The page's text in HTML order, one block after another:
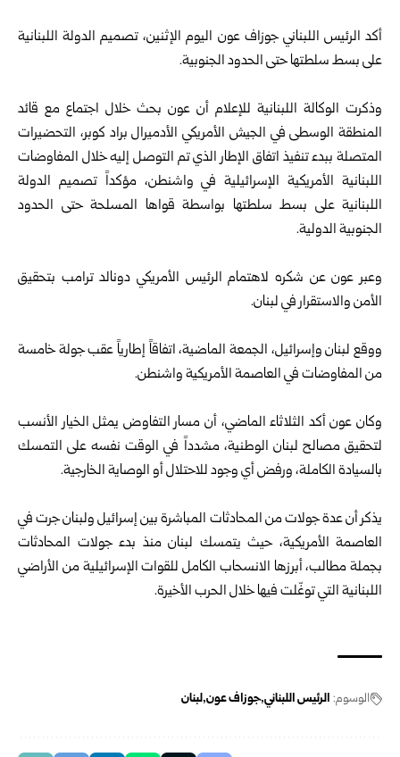
أكد الرئيس اللبناني جوزاف عون اليوم الإثنين، تصميم الدولة اللبنانية
على بسط سلطتها حتى الحدود الجنوبية.
وذكرت الوكالة اللبنانية للإعلام أن عون بحث خلال اجتماع مع قائد
المنطقة الوسطى في الجيش الأمريكي الأدميرال براد كوبر، التحضيرات
المتصلة ببدء تنفيذ اتفاق الإطار الذي تم التوصل إليه خلال المفاوضات
اللبنانية الأمريكية الإسرائيلية في واشنطن، مؤكداً تصميم الدولة
اللبنانية على بسط سلطتها بواسطة قواها المسلحة حتى الحدود
الجنوبية الدولية.
وعبر عون عن شكره لاهتمام الرئيس الأمريكي دونالد ترامب بتحقيق
الأمن والاستقرار في لبنان.
ووقع لبنان وإسرائيل، الجمعة الماضية، اتفاقاً إطارياً عقب جولة خامسة
من المفاوضات في العاصمة الأمريكية واشنطن.
وكان عون أكد الثلاثاء الماضي، أن مسار التفاوض يمثل الخيار الأنسب
لتحقيق مصالح لبنان الوطنية، مشدداً في الوقت نفسه على التمسك
بالسيادة الكاملة، ورفض أي وجود للاحتلال أو الوصاية الخارجية.
يذكر أن عدة جولات من المحادثات المباشرة بين إسرائيل ولبنان جرت في
العاصمة الأمريكية، حيث يتمسك لبنان منذ بدء جولات المحادثات
بجملة مطالب، أبرزها الانسحاب الكامل للقوات الإسرائيلية من الأراضي
اللبنانية التي توغّلت فيها خلال الحرب الأخيرة.
الوسوم: الرئيس اللبناني جوزاف عون لبنان